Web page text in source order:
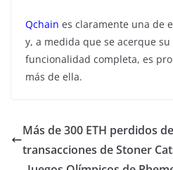
Qchain es claramente una de
y, a medida que se acerque
funcionalidad completa, es
más de ella.
Más de 300 ETH perdidos
transacciones de Stoner